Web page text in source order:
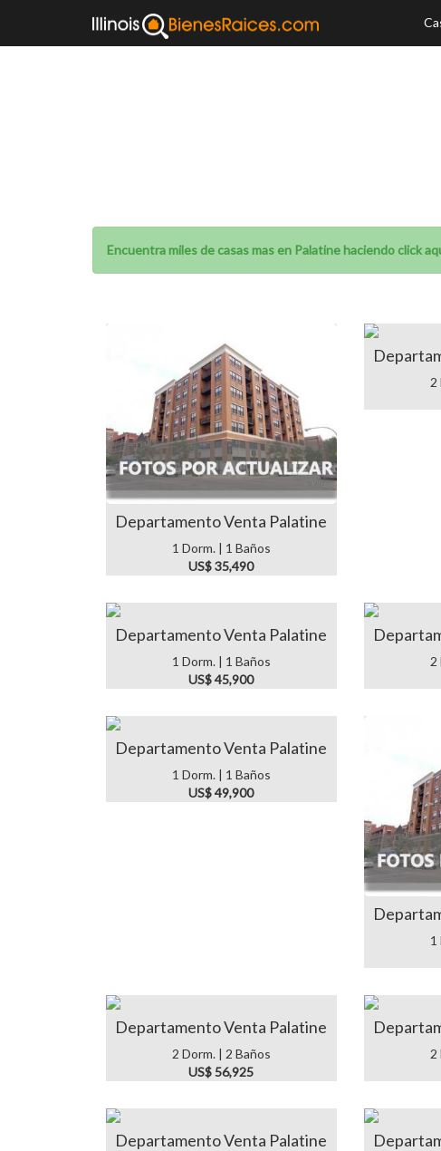
Encuentra miles de casas mas en Palatine haciendo click
Departamento Venta Palatine
1 Dorm. | 1 Baños
US$ 35,490
2
Departamento Venta Palatine
1 Dorm. | 1 Baños
US$ 45,900
2
Departamento Venta Palatine
1 Dorm. | 1 Baños
US$ 49,900
1
Departamento Venta Palatine
2 Dorm. | 2 Baños
US$ 56,925
2
Departamento Venta Palatine